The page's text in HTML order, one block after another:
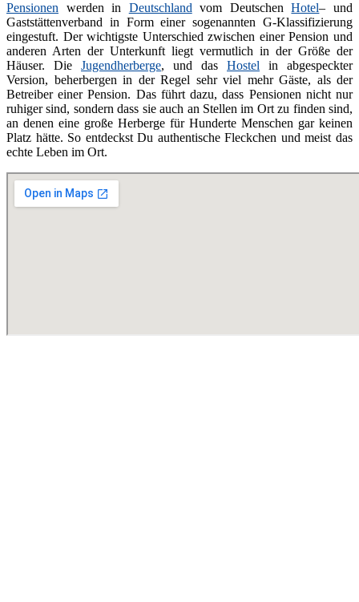
Pensionen werden in Deutschlandvom DeutschenHotel– und
Gaststättenverband in Form einer sogenannten G-Klassifizierung
eingestuft. Der wichtigste Unterschied zwischen einer Pension und
anderen Arten der Unterkunft liegt vermutlich in der Größe der
Häuser. Die Jugendherberge, und das Hostel in abgespeckter
Version, beherbergen in der Regel sehr viel mehr Gäste, als der
Betreiber einer Pension. Das führt dazu, dass Pensionen nicht nur
ruhiger sind, sondern dass sie auch an Stellen im Ort zu finden sind,
an denen eine große Herberge für Hunderte Menschen gar keinen
Platz hätte. So entdeckst Du authentische Fleckchen und meist das
echte Leben im Ort.